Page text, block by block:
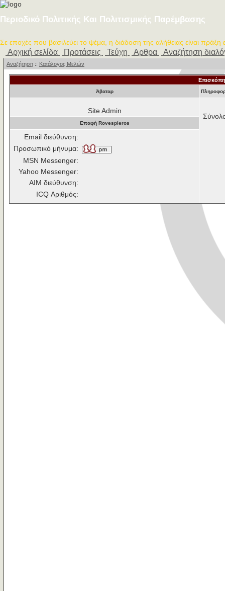
Περιοδικό Πολιτικής Και Πολιτισμικής Παρέμβασης
Σε εποχές που βασιλεύει το ψέμα, η διάδοση της αλήθειας είναι πράξη
Αρχική σελίδα Προτάσεις Τεύχη Αρθρα Αναζήτηση
Αναζήτηση :: Κατάλογος Μελών
Άβαταρ
Site Admin
Επαφή Rovespieros
Email διεύθυνση:
Προσωπικό μήνυμα:
MSN Messenger:
Yahoo Messenger:
AIM διεύθυνση:
ICQ Αριθμός: